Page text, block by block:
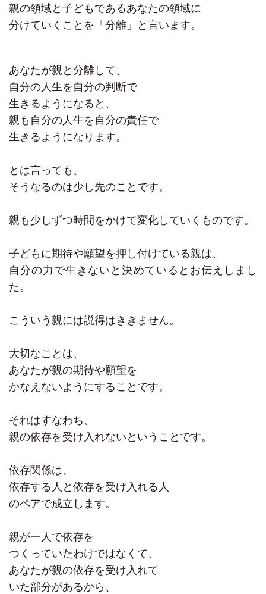
親の領域と子どもであるあなたの領域に
分けていくことを「分離」と言います。
あなたが親と分離して、
自分の人生を自分の判断で
生きるようになると、
親も自分の人生を自分の責任で
生きるようになります。
とは言っても、
そうなるのは少し先のことです。
親も少しずつ時間をかけて変化していくものです。
子どもに期待や願望を押し付けている親は、
自分の力で生きないと決めているとお伝えしまし
た。
こういう親には説得はききません。
大切なことは、
あなたが親の期待や願望を
かなえないようにすることです。
それはすなわち、
親の依存を受け入れないということです。
依存関係は、
依存する人と依存を受け入れる人
のペアで成立します。
親が一人で依存を
つくっていたわけではなくて、
あなたが親の依存を受け入れて
いた部分があるから、